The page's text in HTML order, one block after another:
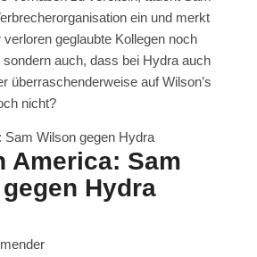
ein und merkt
geglaubte Kollegen noch
auch, dass bei Hydra auch
überraschenderweise auf Wilson’s
nicht?
America: Sam
Hydra